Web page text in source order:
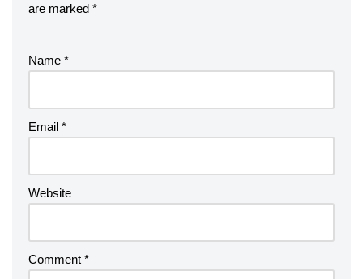
are marked *
Name *
Email *
Website
Comment *